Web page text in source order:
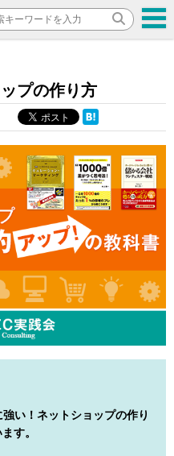
プの作り方
い！ネットショップの作り
す。